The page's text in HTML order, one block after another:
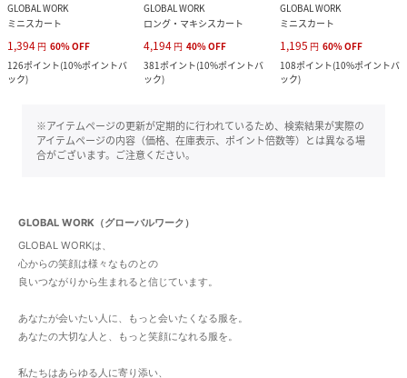
GLOBAL WORK
ミニスカート
1,394 円 60%OFF
126ポイント(10%ポイントバ
ック)
GLOBAL WORK
ロング・マキシスカート
4,194 円 40%OFF
381ポイント(10%ポイントバ
ック)
GLOBAL WORK
ミニスカート
1,195 円 60%OFF
108ポイント(10%ポイントバ
ック)
※アイテムページの更新が定期的に行われているため、検索結果が実際の
アイテムページの内容（価格、在庫表示、ポイント倍数等）とは異なる場
合がございます。ご注意ください。
GLOBAL WORK（グローバルワーク）
GLOBAL WORKは、
心からの笑顔は様々なものとの
良いつながりから生まれると信じています。
あなたが会いたい人に、もっと会いたくなる服を。
あなたの大切な人と、もっと笑顔になれる服を。
私たちはあらゆる人に寄り添い、